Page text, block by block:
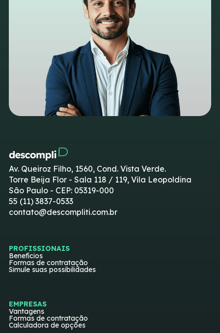
Av. Queiroz Filho, 1560, Cond. Vista Verde.
Torre Beija Flor - Sala 118 / 119, Vila Leopoldina
São Paulo - CEP: 05319-000
55 (11) 3837-0533
contato@descompliti.com.br
PROFISSIONAIS
Benefícios
Formas de contratação
Simule suas possibilidades
EMPRESAS
Vantagens
Formas de contratação
Calculadora de opções